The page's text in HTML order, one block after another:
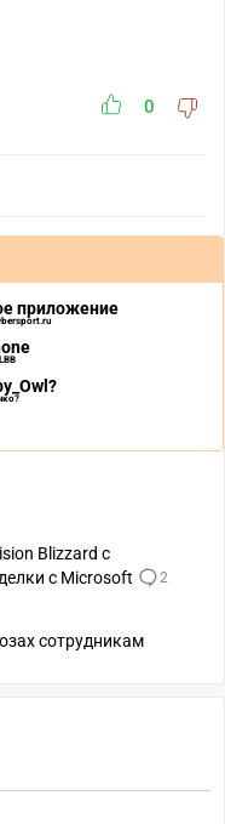
0
приложение
Blizzard с
с Microsoft
2
сотрудникам